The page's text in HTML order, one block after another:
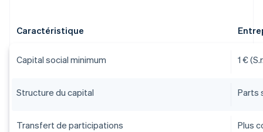
Caractéristique
Capital social minimum 1 €
Structure du capital Parts
Transfert de participations Plus